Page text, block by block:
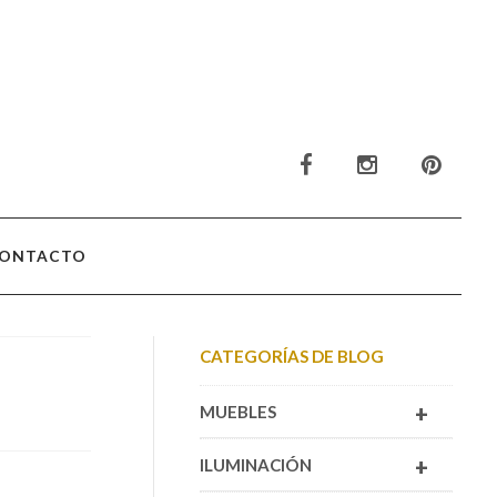
CATEGORÍAS DE BLOG
+
MUEBLES
+
ILUMINACIÓN